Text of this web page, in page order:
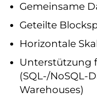
Gemeinsame
Geteilte
Horizontale
Unterstützung
(SQL-/NoSQL-
Warehouses)